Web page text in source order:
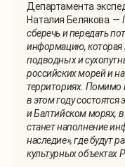
Департамента
Наталия Белякова. —
сберечь и передать
информацию, которая
подводных и
российских морей и
территориях. Помимо
в этом году
и Балтийском морях,
станет наполнение
наследие», где будут
культурных объектах